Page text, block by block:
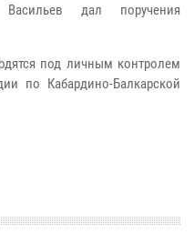
дал поручения
под личным контролем
по Кабардино-Балкарской